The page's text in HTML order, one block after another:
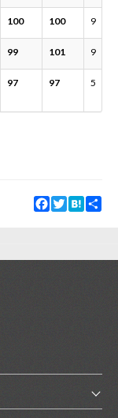
100 100 9
99 101 9
97 97 5
Facebook
TwitterHatena